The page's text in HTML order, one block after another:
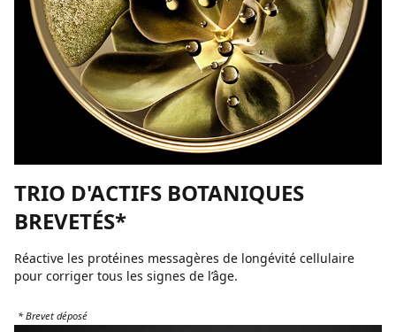
TRIO D'ACTIFS BOTANIQUES
BREVETÉS*
Réactive les protéines messagères de longévité cellulaire
pour corriger tous les signes de l’âge.
* Brevet déposé